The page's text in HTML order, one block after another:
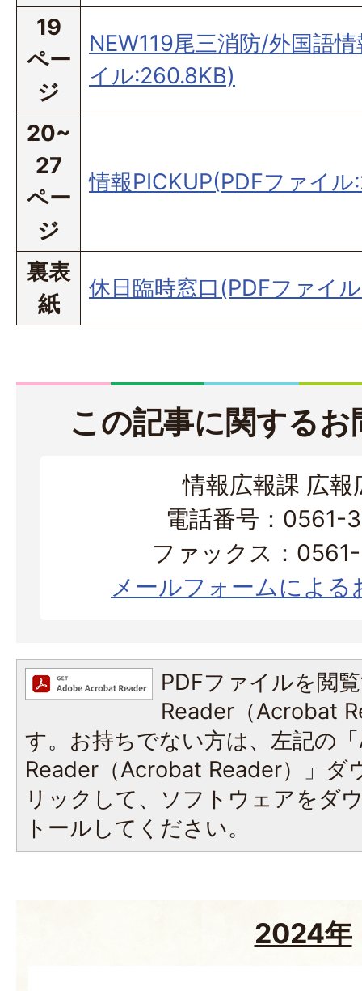
19
ペー
ジ
NEW119尾三消防/外国語
イル:260.8KB)
20~
27
ペー
ジ
情報PICKUP(PDFファイ
裏表
紙
休日臨時窓口(PDFファイ
この記事に関する
情報広報課 広報
電話番号：0561-
ファックス：
メールフォームによる
PDFファイルを閲
Reader（Acrobat
す。お持ちでない方は、左記の
Reader（Acrobat Reader）」ダ
リックして、ソフトウェアをダ
トールしてください。
2024年